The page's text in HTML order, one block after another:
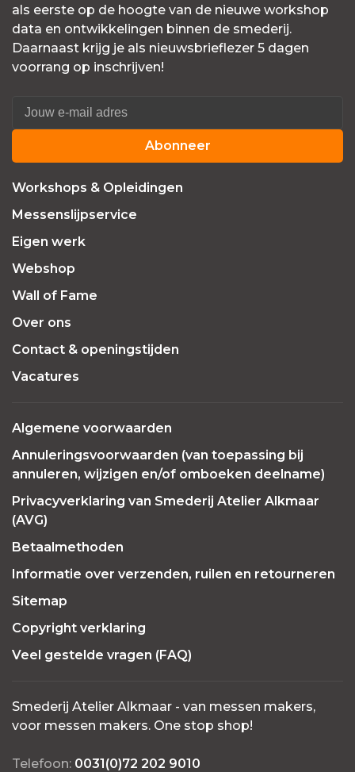
als eerste op de hoogte van de nieuwe workshop
data en ontwikkelingen binnen de smederij.
Daarnaast krijg je als nieuwsbrieflezer 5 dagen
voorrang op inschrijven!
Abonneer
Workshops & Opleidingen
Messenslijpservice
Eigen werk
Webshop
Wall of Fame
Over ons
Contact & openingstijden
Vacatures
Algemene voorwaarden
Annuleringsvoorwaarden (van toepassing bij
annuleren, wijzigen en/of omboeken deelname)
Privacyverklaring van Smederij Atelier Alkmaar
(AVG)
Betaalmethoden
Informatie over verzenden, ruilen en retourneren
Sitemap
Copyright verklaring
Veel gestelde vragen (FAQ)
Smederij Atelier Alkmaar - van messen makers,
voor messen makers. One stop shop!
Telefoon: 0031(0)72 202 9010